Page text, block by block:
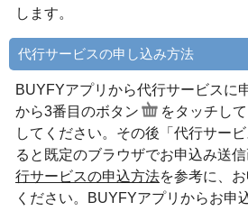
します。
代行サービスの申し込み方法
BUYFYアプリから代行サービスに
から3番目のボタン
をタッチし
してください。その後「代行サー
ると既定のブラウザでお申込み送信
行サービスの申込方法を参考に、
ください。BUYFYアプリからお申